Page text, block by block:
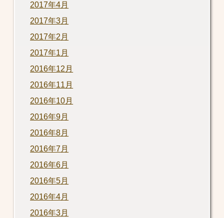
2017年4月
2017年3月
2017年2月
2017年1月
2016年12月
2016年11月
2016年10月
2016年9月
2016年8月
2016年7月
2016年6月
2016年5月
2016年4月
2016年3月